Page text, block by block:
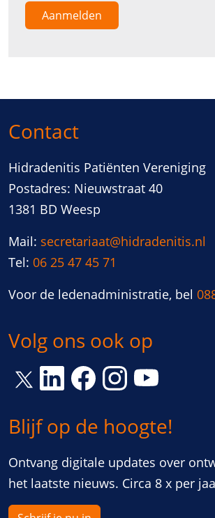
Aanmelden
Contact
Hidradenitis Patiënten Vereniging
Postadres: Nieuwstraat 40
1381 BD Weesp
Mail: secretariaat@hidradenitis.nl
Tel: 06 25 47 45 71
Voor de ledenadministratie, bel
Volg ons ook op
Link opent een nieuw venster
Link opent een nieuw
Link opent een
Link opent een
Link
Blijf op de hoogte!
Ontvang digitale updates over
het laatste nieuws. Circa 8 x per